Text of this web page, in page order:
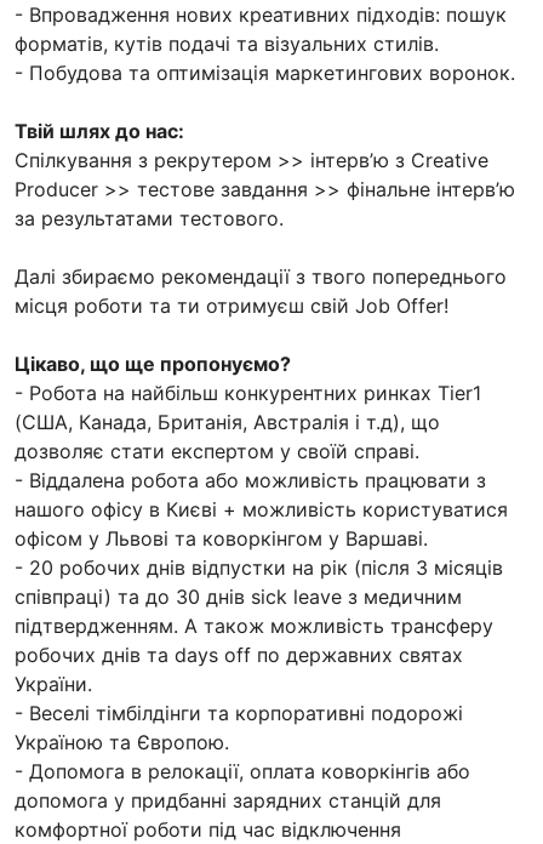
- Впровадження нових креативних підходів: пошук
форматів, кутів подачі та візуальних стилів.
- Побудова та оптимізація маркетингових воронок.
Твій шлях до нас:
Спілкування з рекрутером >> інтерв’ю з Creative
Producer >> тестове завдання >> фінальне інтерв’ю
за результатами тестового.
Далі збираємо рекомендації з твого попереднього
місця роботи та ти отримуєш свій Job Offer!
Цікаво, що ще пропонуємо?
- Робота на найбільш конкурентних ринках Tier1
(США, Канада, Британія, Австралія і т.д), що
дозволяє стати експертом у своїй справі.
- Віддалена робота або можливість працювати з
нашого офісу в Києві + можливість користуватися
офісом у Львові та коворкінгом у Варшаві.
- 20 робочих днів відпустки на рік (після 3 місяців
співпраці) та до 30 днів sick leave з медичним
підтвердженням. А також можливість трансферу
робочих днів та days off по державних святах
України.
- Веселі тімбілдінги та корпоративні подорожі
Україною та Європою.
- Допомога в релокації, оплата коворкінгів або
допомога у придбанні зарядних станцій для
комфортної роботи під час відключення